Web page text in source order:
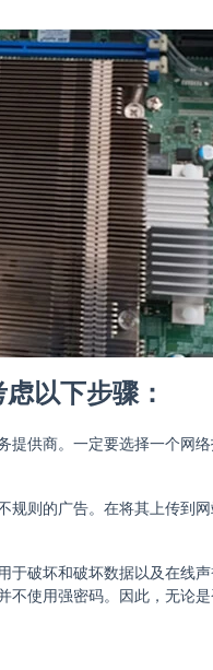
以下步骤：
供商。一定要选择一个网
规则的广告。在将其上传到
破坏和破坏数据以及在线
使用强密码。因此，无论